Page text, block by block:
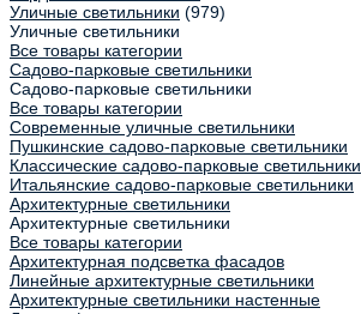
Уличные светильники (979)
Уличные светильники
Все товары категории
Садово-парковые светильники
Садово-парковые светильники
Все товары категории
Современные уличные светильники
Пушкинские садово-парковые светильники
Классические садово-парковые светильники
Итальянские садово-парковые светильники
Архитектурные светильники
Архитектурные светильники
Все товары категории
Архитектурная подсветка фасадов
Линейные архитектурные светильники
Архитектурные светильники настенные